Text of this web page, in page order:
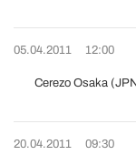
05.04.2011 12:00
Cerezo Osaka
20.04.2011
09:30